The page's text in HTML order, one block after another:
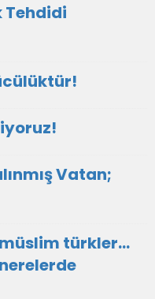
Tehdidi
Vatan;
türkler…